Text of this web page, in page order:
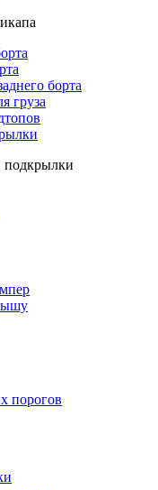
борта
груза
подкрылки
порогов